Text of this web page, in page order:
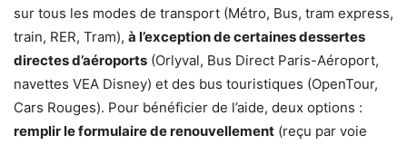
sur tous les modes de transport (Métro, Bus, tram express,
train, RER, Tram), à l’exception de certaines dessertes
directes d’aéroports (Orlyval, Bus Direct Paris-Aéroport,
navettes VEA Disney) et des bus touristiques (OpenTour,
Cars Rouges). Pour bénéficier de l’aide, deux options :
remplir le formulaire de renouvellement (reçu par voie